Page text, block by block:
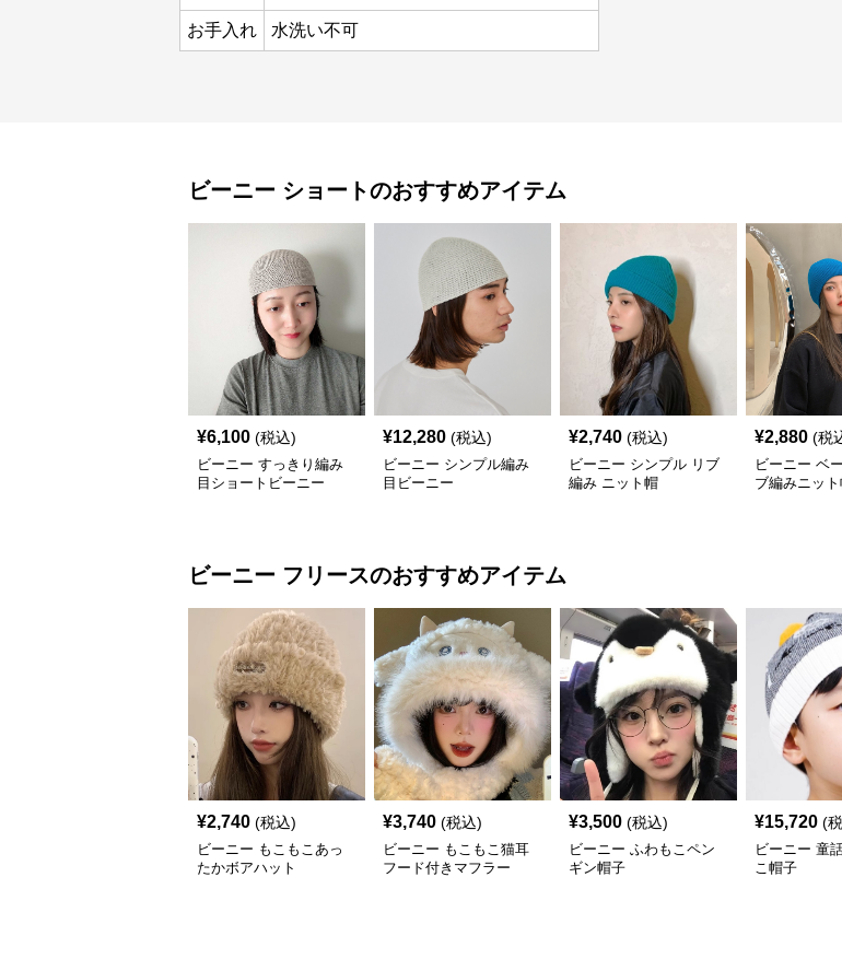
お手入れ 水洗い不可
ビーニー ショートのおすすめアイテム
¥6,100 (税込)
ビーニー すっきり編み
目ショートビーニー
¥12,280 (税込)
ビーニー シンプル編み
目ビーニー
¥2,740 (税込)
ビーニー シンプル リブ
編み ニット帽
¥2,880 (税
ビーニー ベ
ブ編みニッ
ビーニー フリースのおすすめアイテム
¥2,740 (税込)
ビーニー もこもこあっ
たかボアハット
¥3,740 (税込)
ビーニー もこもこ猫耳
フード付きマフラー
¥3,500 (税込)
ビーニー ふわもこペン
ギン帽子
¥15,720 (
ビーニー 童
こ帽子